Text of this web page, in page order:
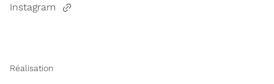
Instagram
Réalisation